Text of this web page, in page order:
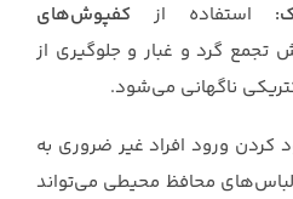
استفاده از کفپوش‌های
تجمع گرد و غبار و جلوگیری از
ناگهانی می‌شود.
کردن ورود افراد غیر ضروری به
لباس‌های محافظ محیطی می‌تواند